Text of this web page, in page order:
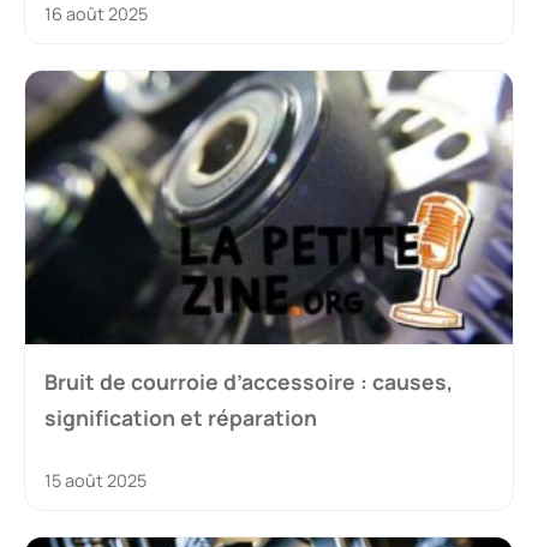
16 août 2025
Bruit de courroie d’accessoire : causes,
signification et réparation
15 août 2025